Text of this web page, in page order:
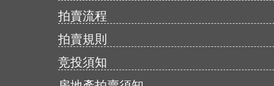
拍賣流程
拍賣規則
竞投須知